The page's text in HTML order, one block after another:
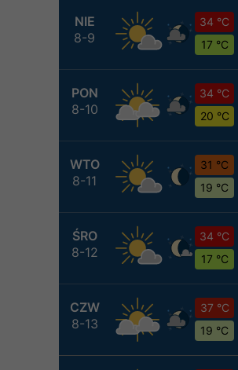
NIE
8-9
34 °C
17 °C
PON
8-10
34 °C
20 °C
WTO
8-11
31 °C
19 °C
ŚRO
8-12
34 °C
17 °C
CZW
8-13
37 °C
19 °C